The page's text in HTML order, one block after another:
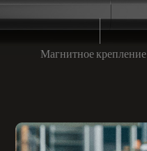
Магнитное крепление